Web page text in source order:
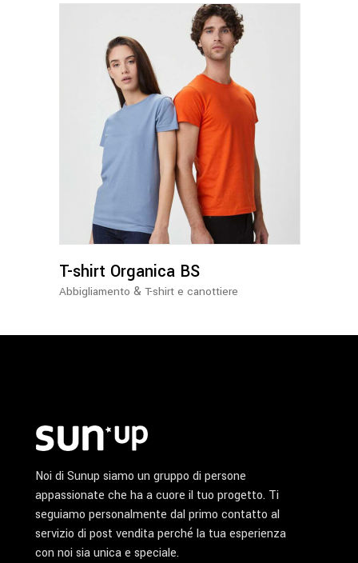
prodotto
Questo
prodotto
ha
più
varianti.
Le
opzioni
possono
essere
T-shirt Organica BS
Abbigliamento & T-shirt e canottiere
Noi di Sunup siamo un gruppo di persone
appassionate che ha a cuore il tuo progetto. Ti
seguiamo personalmente dal primo contatto al
servizio di post vendita perché la tua esperienza
con noi sia unica e speciale.